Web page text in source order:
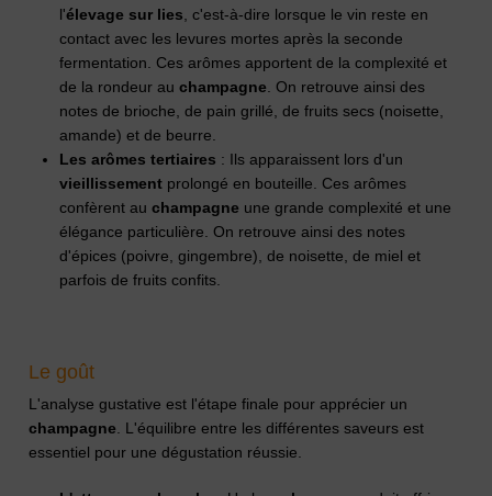
l'élevage sur lies , c'est-à-dire lorsque le vin reste en
contact avec les levures mortes après la seconde
fermentation. Ces arômes apportent de la complexité et
de la rondeur auchampagne . On retrouve ainsi des
notes de brioche, de pain grillé, de fruits secs (noisette,
amande) et de beurre.
Les arômes tertiaires : Ils apparaissent lors d'un
vieillissement prolongé en bouteille. Ces arômes
confèrent auchampagne une grande complexité et une
élégance particulière. On retrouve ainsi des notes
d'épices (poivre, gingembre), de noisette, de miel et
parfois de fruits confits.
Le goût
L'analyse gustative est l'étape finale pour apprécier un
champagne. L'équilibre entre les différentes saveurs est
essentiel pour une dégustation réussie.